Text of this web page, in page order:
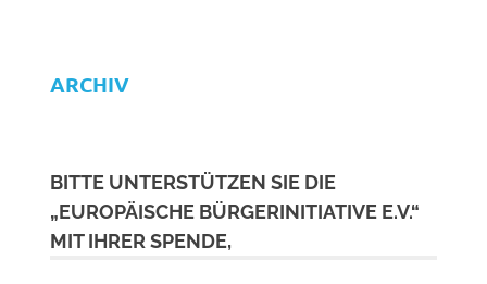
ARCHIV
BITTE UNTERSTÜTZEN SIE DIE
„EUROPÄISCHE BÜRGERINITIATIVE E.V.“
MIT IHRER SPENDE,